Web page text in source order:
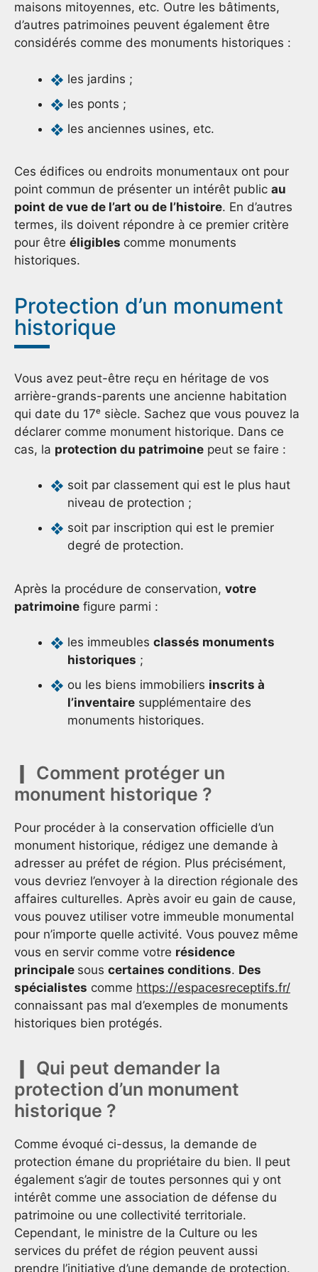
maisons mitoyennes, etc. Outre les bâtiments,
d’autres patrimoines peuvent également être
considérés comme des monuments historiques :
les jardins ;
les ponts ;
les anciennes usines, etc.
Ces édifices ou endroits monumentaux ont pour
point commun de présenter un intérêt public au
point de vue de l’art ou de l’histoire. En d’autres
termes, ils doivent répondre à ce premier critère
pour être éligibles comme monuments
historiques.
Protection d’un monument
historique
Vous avez peut-être reçu en héritage de vos
arrière-grands-parents une ancienne habitation
qui date du 17ᵉ siècle. Sachez que vous pouvez la
déclarer comme monument historique. Dans ce
cas, la protection du patrimoine peut se faire :
soit par classement qui est le plus haut
niveau de protection ;
soit par inscription qui est le premier
degré de protection.
Après la procédure de conservation, votre
patrimoine figure parmi :
les immeubles classés monuments
historiques ;
ou les biens immobiliers inscrits à
l’inventaire supplémentaire des
monuments historiques.
Comment protéger un
monument historique ?
Pour procéder à la conservation officielle d’un
monument historique, rédigez une demande à
adresser au préfet de région. Plus précisément,
vous devriez l’envoyer à la direction régionale des
affaires culturelles. Après avoir eu gain de cause,
vous pouvez utiliser votre immeuble monumental
pour n’importe quelle activité. Vous pouvez même
vous en servir comme votre résidence
principale sous certaines conditions. Des
spécialistes comme https://espacesreceptifs.fr/
connaissant pas mal d’exemples de monuments
historiques bien protégés.
Qui peut demander la
protection d’un monument
historique ?
Comme évoqué ci-dessus, la demande de
protection émane du propriétaire du bien. Il peut
également s’agir de toutes personnes qui y ont
intérêt comme une association de défense du
patrimoine ou une collectivité territoriale.
Cependant, le ministre de la Culture ou les
services du préfet de région peuvent aussi
prendre l’initiative d’une demande de protection.